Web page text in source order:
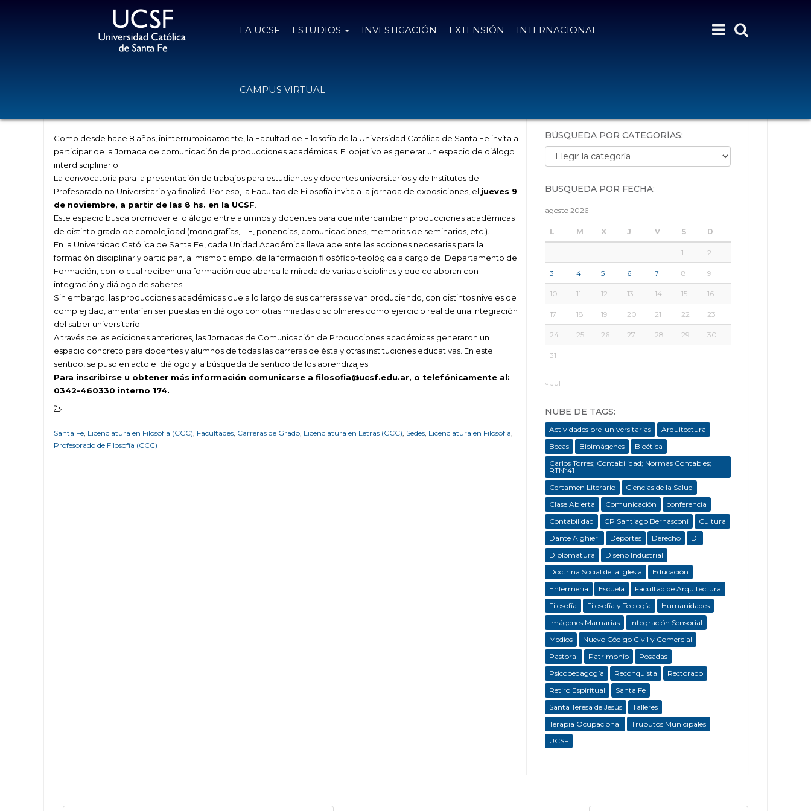
LA UCSF ESTUDIOS INVESTIGACIÓN EXTENSIÓN INTERNACIONAL
CAMPUS VIRTUAL
Como desde hace 8 años, ininterrumpidamente, la Facultad de Filosofía de la Universidad Católica de Santa Fe invita a
participar de la Jornada de comunicación de producciones académicas. El objetivo es generar un espacio de diálogo
interdisciplinario.
La convocatoria para la presentación de trabajos para estudiantes y docentes universitarios y de Institutos de
Profesorado no Universitario ya finalizó. Por eso, la Facultad de Filosofía invita a la jornada de exposiciones, el jueves 9
de noviembre, a partir de las 8 hs. en la UCSF
Este espacio busca promover el diálogo entre alumnos y docentes para que intercambien producciones académicas
de distinto grado de complejidad (monografías, TIF, ponencias, comunicaciones, memorias de seminarios, etc.).
En la Universidad Católica de Santa Fe, cada Unidad Académica lleva adelante las acciones necesarias para la
formación disciplinar y participan, al mismo tiempo, de la formación filosófico-teológica a cargo del Departamento de
Formación, con lo cual reciben una formación que abarca la mirada de varias disciplinas y que colaboran con
integración y diálogo de saberes.
Sin embargo, las producciones académicas que a lo largo de sus carreras se van produciendo, con distintos niveles de
complejidad, ameritarían ser puestas en diálogo con otras miradas disciplinares como ejercicio real de una integración
del saber universitario.
A través de las ediciones anteriores, las Jornadas de Comunicación de Producciones académicas generaron un
espacio concreto para docentes y alumnos de todas las carreras de ésta y otras instituciones educativas. En este
sentido, se puso en acto el diálogo y la búsqueda de sentido de los aprendizajes.
Para inscribirse u obtener más información comunicarse a filosofia@ucsf.edu.ar, o telefónicamente al:
0342-460330 interno 174.
Santa Fe, Licenciatura en Filosofía (CCC), Facultades, Carreras de Grado, Licenciatura en Letras (CCC), Sedes, Licenciatura en Filosofía,
Profesorado de Filosofía (CCC)
BÚSQUEDA POR CATEGORÍAS:
Búsqueda por categorías:
BÚSQUEDA POR FECHA:
agosto 2026
L M X J V S D
1 2
3 4 5 6 7 8 9
10 11 12 13 14 15 16
17 18 19 20 21 22 23
24 25 26 27 28 29 30
31
« Jul
NUBE DE TAGS:
Actividades pre-universitarias
Arquitectura
Becas
Bioimágenes
Bioética
Carlos Torres; Contabilidad; Normas Contables;
RTNº41
Certamen Literario
Ciencias de la Salud
Clase Abierta
Comunicación
conferencia
Contabilidad
CP Santiago Bernasconi
Cultura
Dante Alghieri
Deportes Derecho
DI
Diplomatura
Diseño Industrial
Doctrina Social de la Iglesia
Educación
Enfermeria
Escuela
Facultad de Arquitectura
Filosofía
Filosofía y Teología
Humanidades
Imágenes Mamarias
Integración Sensorial
Medios
Nuevo Código Civil y Comercial
Pastoral
Patrimonio
Posadas
Psicopedagogía
Reconquista
Rectorado
Retiro Espiritual
Santa Fe
Santa Teresa de Jesús
Talleres
Terapia Ocupacional
Trubutos Municipales
UCSF